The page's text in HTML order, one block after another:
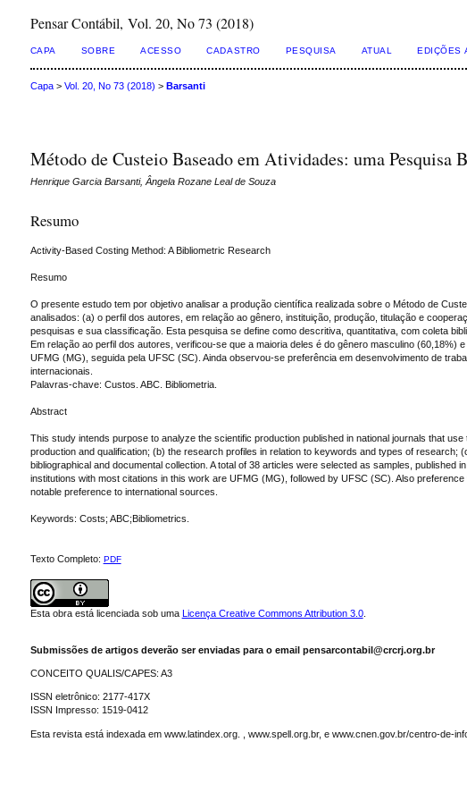
Pensar Contábil, Vol. 20, No 73 (2018)
CAPA SOBRE ACESSO CADASTRO PESQUISA ATUAL EDIÇÕES
Capa> Vol. 20, No 73 (2018) > Barsanti
Método de Custeio Baseado em Atividades: uma Pesquisa
Henrique Garcia Barsanti, Ângela Rozane Leal de Souza
Resumo
Activity-Based Costing Method: A Bibliometric Research
Resumo
O presente estudo tem por objetivo analisar a produção científica realizada sobre o Método de
analisados: (a) o perfil dos autores, em relação ao gênero, instituição, produção, titulação e
pesquisas e sua classificação. Esta pesquisa se define como descritiva, quantitativa, com coleta
Em relação ao perfil dos autores, verificou-se que a maioria deles é do gênero masculino
UFMG (MG), seguida pela UFSC (SC). Ainda observou-se preferência em desenvolvimento de
internacionais.
Palavras-chave: Custos. ABC. Bibliometria.
Abstract
This study intends purpose to analyze the scientific production published in national journals that
production and qualification; (b) the research profiles in relation to keywords and types of
bibliographical and documental collection. A total of 38 articles were selected as samples,
institutions with most citations in this work are UFMG (MG), followed by UFSC (SC). Also
notable preference to international sources.
Keywords: Costs; ABC;Bibliometrics.
Texto Completo: PDF
Esta obra está licenciada sob uma Licença Creative Commons Attribution 3.0.
Submissões de artigos deverão ser enviadas para o email pensarcontabil@crcrj.org.br
CONCEITO QUALIS/CAPES: A3
ISSN eletrônico: 2177-417X
ISSN Impresso: 1519-0412
Esta revista está indexada em www.latindex.org. , www.spell.org.br, e www.cnen.gov.br/centro-de-